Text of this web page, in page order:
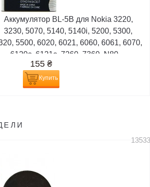
Аккумулятор BL-5B для Nokia 3220,
3230, 5070, 5140, 5140i, 5200, 5300,
5500, 6020, 6021, 6060, 6061, 6070,
6120c, 6121c, 7260, 7360, N80,...
155 ₴
Купить